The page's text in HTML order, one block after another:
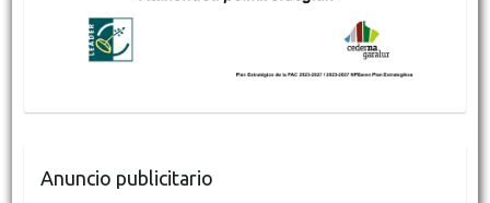
Anuncio publicitario